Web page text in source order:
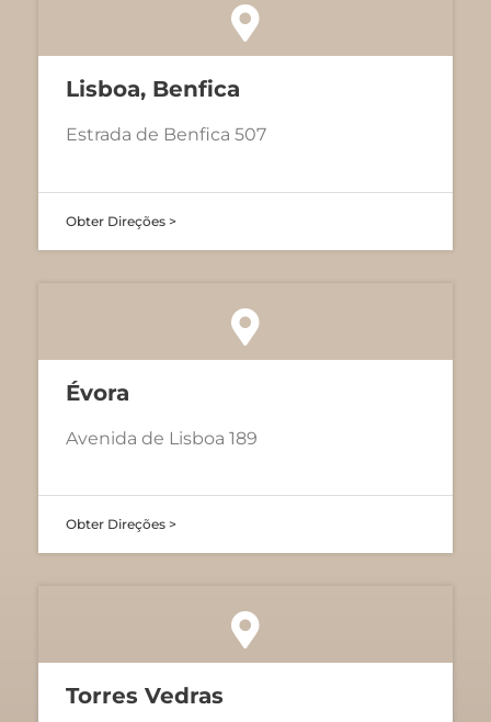
Lisboa, Benfica
Estrada de Benfica 507
Obter Direções >
Évora
Avenida de Lisboa 189
Obter Direções >
Torres Vedras